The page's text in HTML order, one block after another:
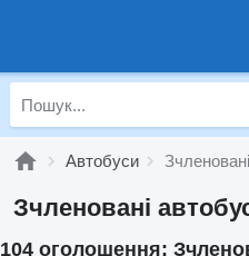
Автобуси
Зчленовані
104 оголошення: